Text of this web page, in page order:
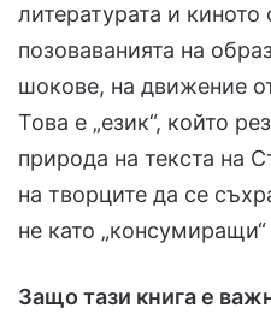
литературата и киното
позоваванията на
шокове, на движение
Това е „език“, който
природа на текста на
на творците да се
не като
Защо тази книга е